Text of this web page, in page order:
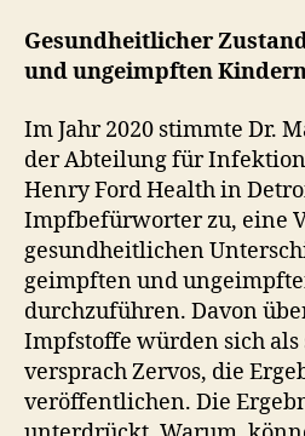
Gesundheitlicher
und ungeimpften
Im Jahr 2020 stimmte Dr.
der Abteilung für
Henry Ford Health in
Impfbefürworter zu, eine
gesundheitlichen
geimpften und
durchzuführen. Davon
Impfstoffe würden sich
versprach Zervos, die
veröffentlichen. Die